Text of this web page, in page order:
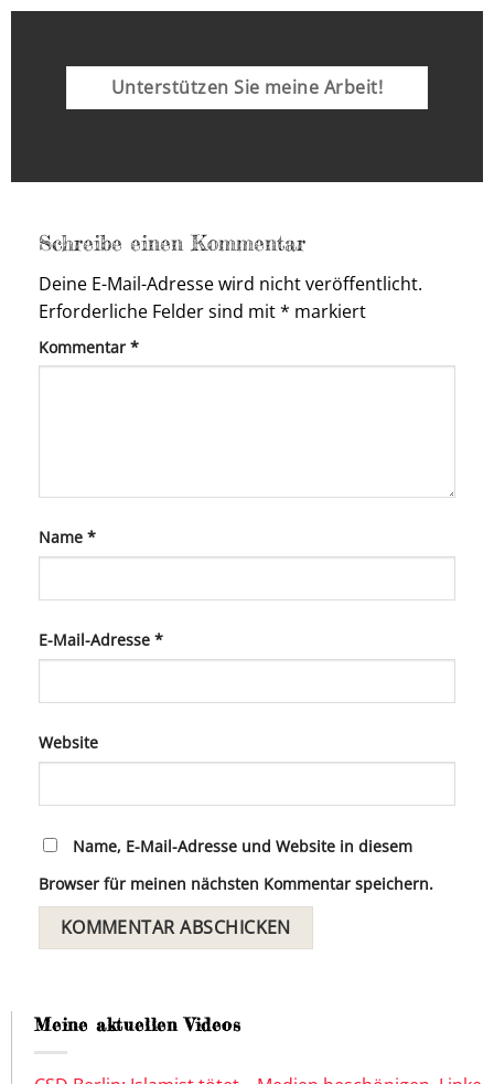
Unterstützen Sie meine Arbeit!
Schreibe einen Kommentar
Deine E-Mail-Adresse wird nicht veröffentlicht.
Erforderliche Felder sind mit* markiert
Kommentar *
Name *
E-Mail-Adresse *
Website
Name, E-Mail-Adresse und Website in diesem
Browser für meinen nächsten Kommentar speichern.
Meine aktuellen Videos